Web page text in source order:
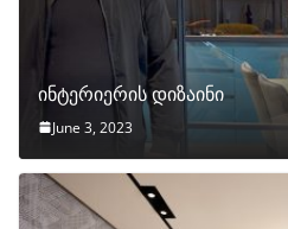
ინტერიერის დიზაინი
June 3, 2023